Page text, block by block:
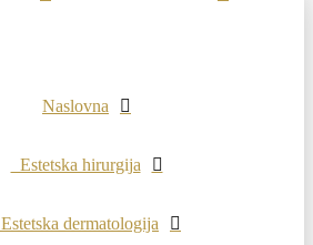
Naslovna
Estetska hirurgija
Estetska dermatologija